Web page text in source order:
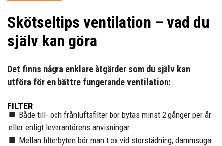
Skötseltips ventilation – vad du
själv kan göra
Det finns några enklare åtgärder som du själv kan
utföra för en bättre fungerande ventilation:
FILTER
Både till- och frånluftsfilter bör bytas minst 2 gånger per år
eller enligt leverantörens anvisningar.
Mellan filterbyten bör man t ex vid storstädning, dammsuga